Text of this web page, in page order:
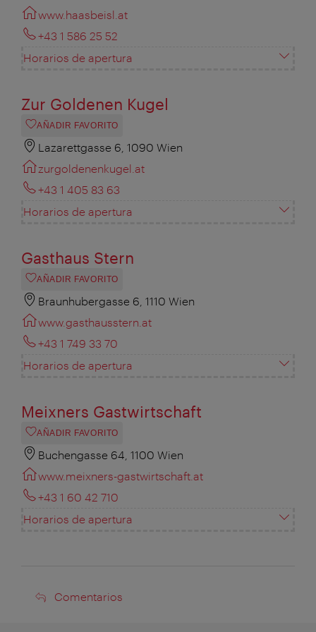
www.haasbeisl.at
+43 1 586 25 52
Horarios de apertura
Zur Goldenen Kugel
AÑADIR FAVORITO
Lazarettgasse 6, 1090 Wien
zurgoldenenkugel.at
+43 1 405 83 63
Horarios de apertura
Gasthaus Stern
AÑADIR FAVORITO
Braunhubergasse 6, 1110 Wien
www.gasthausstern.at
+43 1 749 33 70
Horarios de apertura
Meixners Gastwirtschaft
AÑADIR FAVORITO
Buchengasse 64, 1100 Wien
www.meixners-gastwirtschaft.at
+43 1 60 42 710
Horarios de apertura
Comentarios
Comentarios